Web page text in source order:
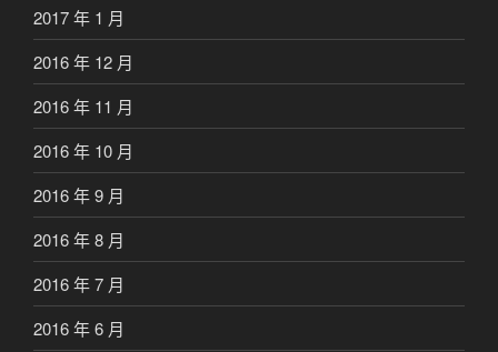
2017 年 1 月
2016 年 12 月
2016 年 11 月
2016 年 10 月
2016 年 9 月
2016 年 8 月
2016 年 7 月
2016 年 6 月